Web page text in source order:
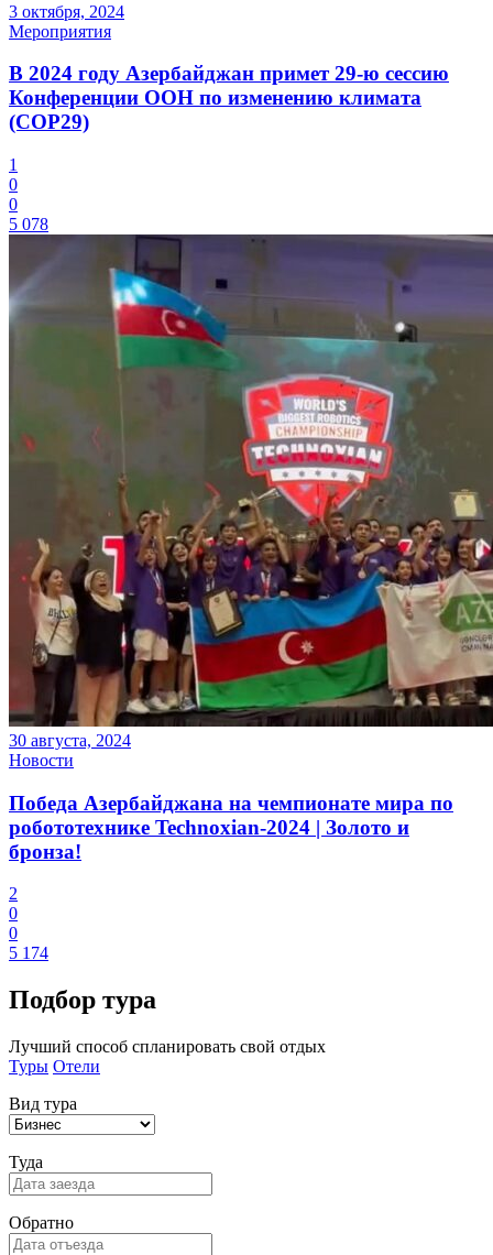
3 октября, 2024
Мероприятия
В 2024 году Азербайджан примет 29-ю сессию
Конференции ООН по изменению климата
(COP29)
1
0
0
5 078
30 августа, 2024
Новости
Победа Азербайджана на чемпионате мира по
робототехнике Technoxian-2024 | Золото и
бронза!
2
0
0
5 174
Подбор тура
Лучший способ спланировать свой отдых
Туры Отели
Вид тура
Туда
Обратно